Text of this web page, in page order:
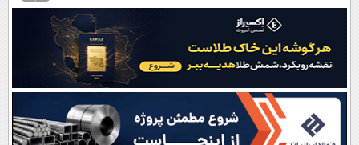
منو
آرشیو
نظرسنجی
آب و هوا
اوقات شرعی
سواد زندگی